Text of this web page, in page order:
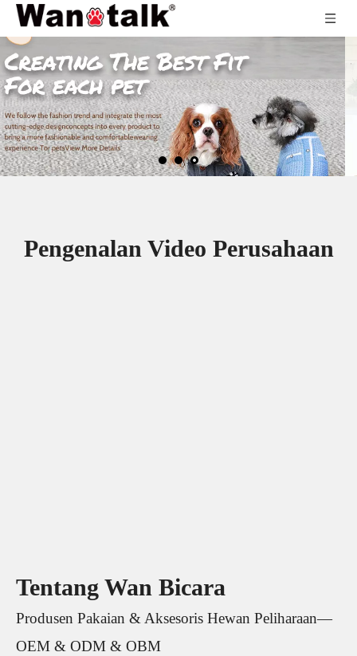
Pengenalan Video Perusahaan
Tentang Wan Bicara
Produsen Pakaian & Aksesoris Hewan Peliharaan—
OEM & ODM & OBM